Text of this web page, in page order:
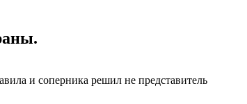
и соперника решил не представитель